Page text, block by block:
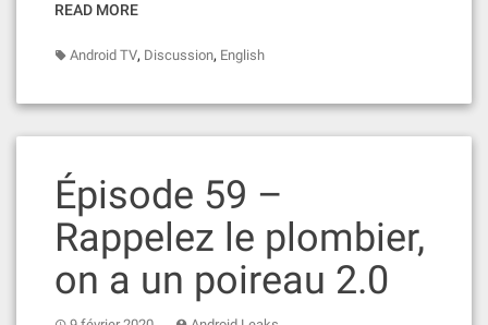
READ MORE
Android TV, Discussion, English
Épisode 59 –
Rappelez le plombier,
on a un poireau 2.0